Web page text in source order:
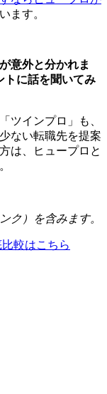
ます。
意外と分かれま
トに話を聞いてみ
ツインプロ」も、
ない転職先を提案
は、ヒュープロと
ク）を含みます。
較はこちら